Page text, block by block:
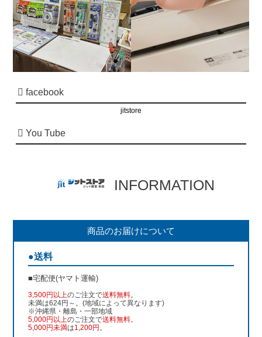
facebook
jitstore
You Tube
INFORMATION
商品のお届けについて
●送料
■宅配便(ヤマト運輸)
3,500円以上のご注文で送料無料。
未満は624円～。(地域によって異なります)
※沖縄県・離島・一部地域
5,000円以上のご注文で送料無料。
5,000円未満は1,200円 。